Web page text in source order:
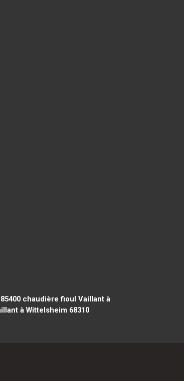
chaudière fioul Vaillant à
à Wittelsheim 68310